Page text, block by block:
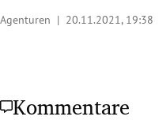
Agenturen | 20.11.2021, 19:38
Kommentare